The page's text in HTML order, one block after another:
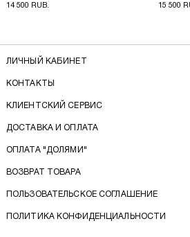
14 500 RUB.
15 500
ЛИЧНЫЙ КАБИНЕТ
КОНТАКТЫ
КЛИЕНТСКИЙ СЕРВИС
ДОСТАВКА И ОПЛАТА
ОПЛАТА "ДОЛЯМИ"
ВОЗВРАТ ТОВАРА
ПОЛЬЗОВАТЕЛЬСКОЕ СОГЛАШЕНИЕ
ПОЛИТИКА КОНФИДЕНЦИАЛЬНОСТИ